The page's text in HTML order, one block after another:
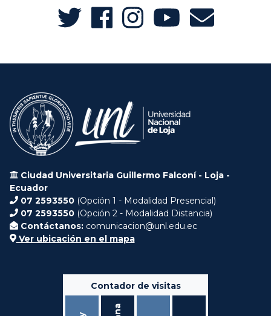
Ciudad Universitaria Guillermo Falconí - Loja -
Ecuador
07 2593550 (Opción 1 - Modalidad Presencial)
07 2593550 (Opción 2 - Modalidad Distancia)
Contáctanos: comunicacion@unl.edu.ec
Ver ubicación en el mapa
Contador de visitas